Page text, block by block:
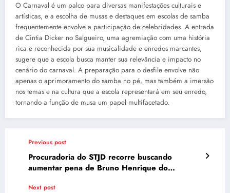
O Carnaval é um palco para diversas manifestações culturais e
artísticas, e a escolha de musas e destaques em escolas de samba
frequentemente envolve a participação de celebridades. A entrada
de Cintia Dicker no Salgueiro, uma agremiação com uma história
rica e reconhecida por sua musicalidade e enredos marcantes,
sugere que a escola busca manter sua relevância e impacto no
cenário do carnaval. A preparação para o desfile envolve não
apenas o aprimoramento do samba no pé, mas também a imersão
nos temas e na cultura que a escola representará em seu enredo,
tornando a função de musa um papel multifacetado.
Previous post
Procuradoria do STJD recorre buscando
aumentar pena de Bruno Henrique do
Next post